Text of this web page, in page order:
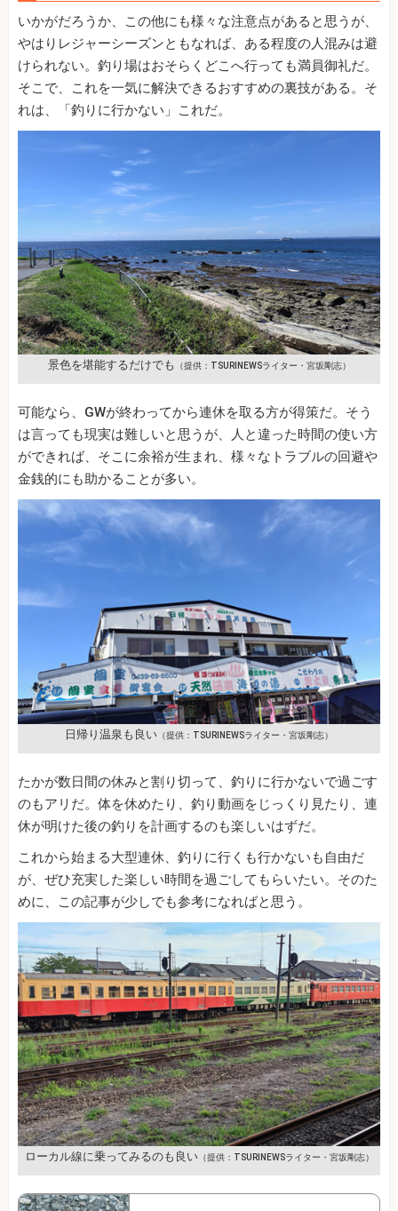
いかがだろうか、この他にも様々な注意点があると思うが、
やはりレジャーシーズンともなれば、ある程度の人混みは避
けられない。釣り場はおそらくどこへ行っても満員御礼だ。
そこで、これを一気に解決できるおすすめの裏技がある。そ
れは、「釣りに行かない」これだ。
景色を堪能するだけでも （提供：TSURINEWSライター・宮坂剛志）
可能なら、GWが終わってから連休を取る方が得策だ。そう
は言っても現実は難しいと思うが、人と違った時間の使い方
ができれば、そこに余裕が生まれ、様々なトラブルの回避や
金銭的にも助かることが多い。
日帰り温泉も良い （提供：TSURINEWSライター・宮坂剛志）
たかが数日間の休みと割り切って、釣りに行かないで過ごす
のもアリだ。体を休めたり、釣り動画をじっくり見たり、連
休が明けた後の釣りを計画するのも楽しいはずだ。
これから始まる大型連休、釣りに行くも行かないも自由だ
が、ぜひ充実した楽しい時間を過ごしてもらいたい。そのた
めに、この記事が少しでも参考になればと思う。
ローカル線に乗ってみるのも良い（提供：TSURINEWSライター・宮坂剛志）